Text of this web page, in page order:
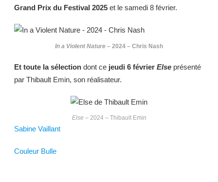
Grand Prix du Festival 2025 et le samedi 8 février.
In a Violent Nature – 2024 – Chris Nash
Et toute la sélection dont ce jeudi 6 février Else présenté
par Thibault Emin, son réalisateur.
Else – 2024 – Thibault Emin
Sabine Vaillant
Couleur Bulle